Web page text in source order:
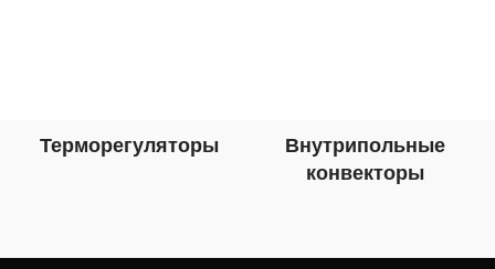
Терморегуляторы
Внутрипольные
конвекторы